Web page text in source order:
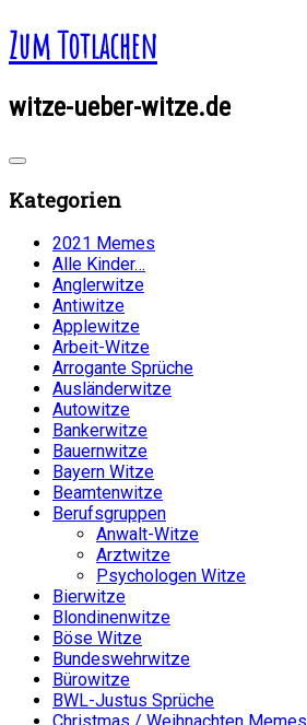
Zum Totlachen
witze-ueber-witze.de
Kategorien
2021 Memes
Alle Kinder…
Anglerwitze
Antiwitze
Applewitze
Arbeit-Witze
Arrogante Sprüche
Ausländerwitze
Autowitze
Bankerwitze
Bauernwitze
Bayern Witze
Beamtenwitze
Berufsgruppen
Anwalt-Witze
Arztwitze
Psychologen Witze
Bierwitze
Blondinenwitze
Böse Witze
Bundeswehrwitze
Bürowitze
BWL-Justus Sprüche